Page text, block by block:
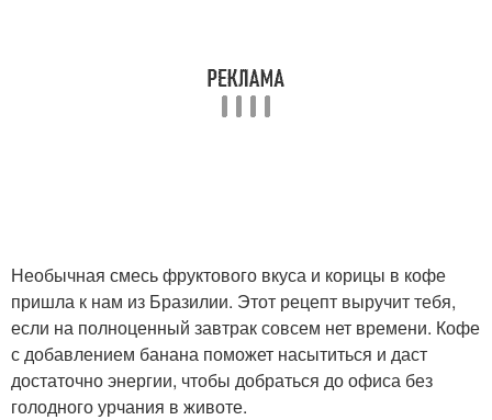
Необычная смесь фруктового вкуса и корицы в кофе
пришла к нам из Бразилии. Этот рецепт выручит тебя,
если на полноценный завтрак совсем нет времени. Кофе
с добавлением банана поможет насытиться и даст
достаточно энергии, чтобы добраться до офиса без
голодного урчания в животе.